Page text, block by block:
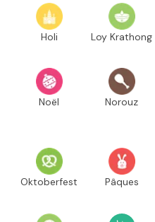
Holi Loy Krathong
Noël Norouz
Oktoberfest Pâques